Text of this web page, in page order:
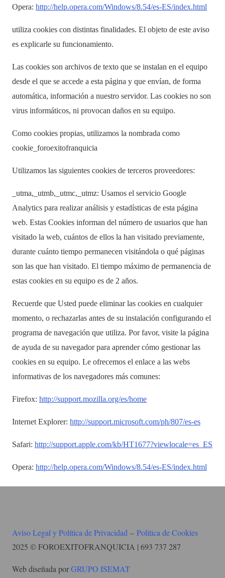
Opera: http://help.opera.com/Windows/8.54/es-ES/index.html
utiliza cookies con distintas finalidades. El objeto de este aviso
es explicarle su funcionamiento.
Las cookies son archivos de texto que se instalan en el equipo
desde el que se accede a esta página y que envían, de forma
automática, información a nuestro servidor. Las cookies no son
virus informáticos, ni provocan daños en su equipo.
Como cookies propias, utilizamos la nombrada como
cookie_foroexitofranquicia
Utilizamos las siguientes cookies de terceros proveedores:
_utma,_utmb,_utmc,_utmz: Usamos el servicio Google
Analytics para realizar análisis y estadísticas de esta página
web. Estas Cookies informan del número de usuarios que han
visitado la web, cuántos de ellos la han visitado previamente,
durante cuánto tiempo permanecen visitándola o qué páginas
son las que han visitado. El tiempo máximo de permanencia de
estas cookies en su equipo es de 2 años.
Recuerde que Usted puede eliminar las cookies en cualquier
momento, o rechazarlas antes de su instalación configurando el
programa de navegación que utiliza. Por favor, visite la página
de ayuda de su navegador para aprender cómo gestionar las
cookies en su equipo. Le ofrecemos el enlace a las webs
informativas de los navegadores más comunes:
Firefox: http://support.mozilla.org/es/home
Internet Explorer: http://support.microsoft.com/ph/807/es-es
Safari: http://support.apple.com/kb/HT1677?viewlocale=es_ES
Opera: http://help.opera.com/Windows/8.54/es-ES/index.html
Aviso Legal y Política de Privacidad – Política de Cookies
2025 © FOROEXITOFRANQUICIA | 693 737 287
Web diseñada porGRUPO ISEMAT